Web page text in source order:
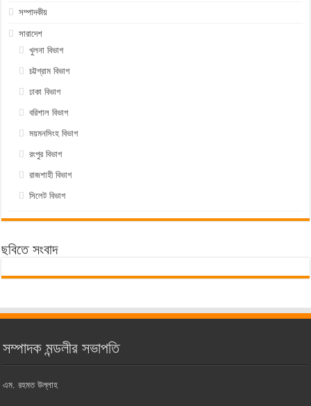
সম্পাদকীয়
সারাদেশ
খুলনা বিভাগ
চট্টগ্রাম বিভাগ
ঢাকা বিভাগ
বরিশাল বিভাগ
ময়মনসিংহ বিভাগ
রংপুর বিভাগ
রাজশাহী বিভাগ
সিলেট বিভাগ
ছবিতে সংবাদ
সম্পাদক মন্ডলীর সভাপতি
এম. রহমত উল্লাহ